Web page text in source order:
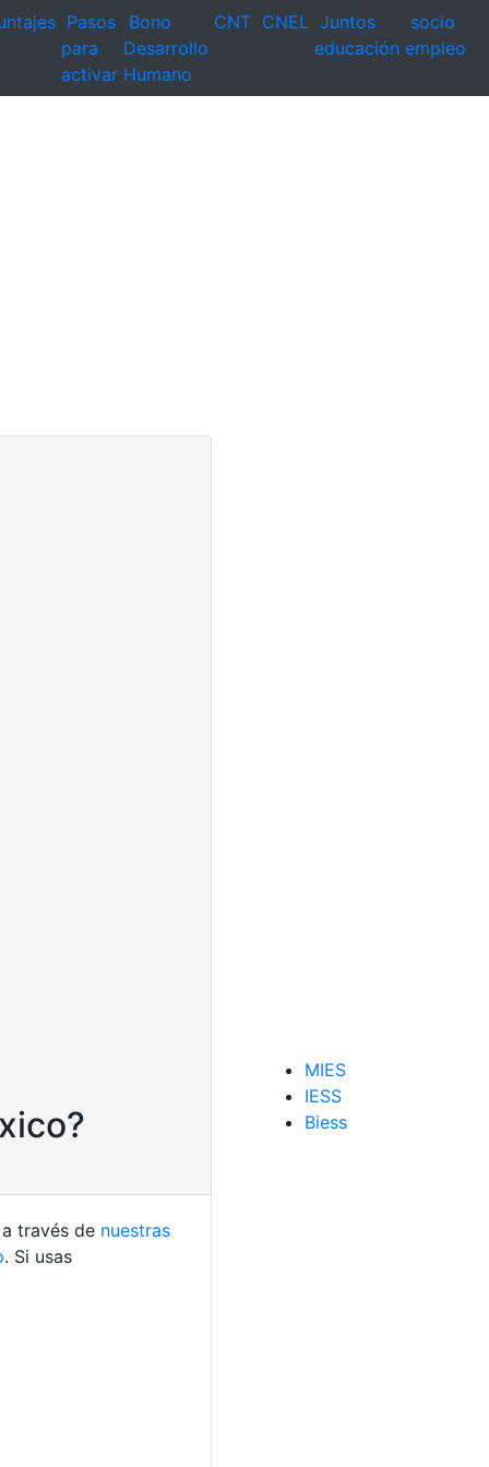
Pasos
para
activar
Bono
Desarrollo
Humano
CNT CNEL Juntos
educación
socio
empleo
través de nuestras
. Si usas
MIES
IESS
Biess